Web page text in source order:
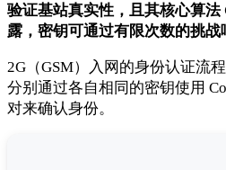
验证基站真实性，且其核心算法
露，密钥可通过有限次数的挑战
2G（GSM）入网的身份认证流
分别通过各自相同的密钥使用
对来确认身份。